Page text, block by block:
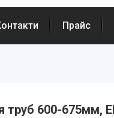
Прайс
труб 600-675мм,